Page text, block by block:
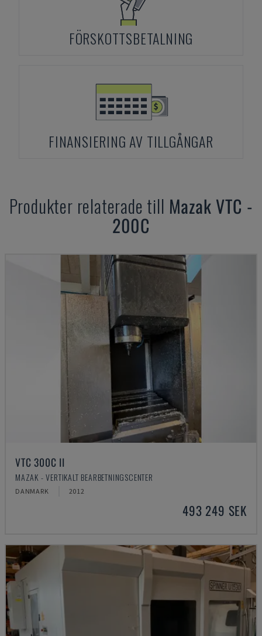
FÖRSKOTTSBETALNING
FINANSIERING AV TILLGÅNGAR
Produkter relaterade till Mazak VTC -
200C
VTC 300C II
MAZAK - VERTIKALT BEARBETNINGSCENTER
DANMARK 2012
493 249 SEK